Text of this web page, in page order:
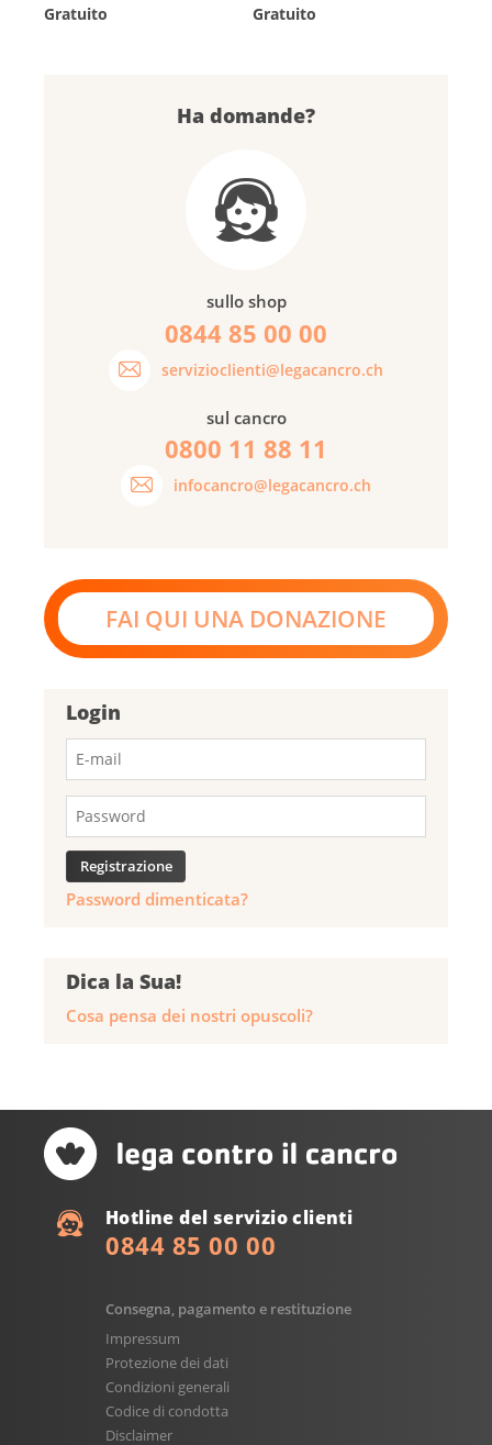
Gratuito Gratuito
Ha domande?
sullo shop
0844 85 00 00
servizioclienti@legacancro.ch
sul cancro
0800 11 88 11
infocancro@legacancro.ch
FAI QUI UNA DONAZIONE
Login
Password dimenticata?
Dica la Sua!
Cosa pensa dei nostri opuscoli?
Hotline del servizio clienti
0844 85 00 00
Consegna, pagamento e restituzione
Impressum
Protezione dei dati
Condizioni generali
Codice di condotta
Disclaimer